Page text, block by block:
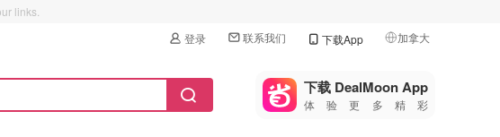
links.
登录 联系我们 下载App 加拿大
🇺🇸
美国
🇨🇳中国
下载 DealMoon App
体验更多精彩